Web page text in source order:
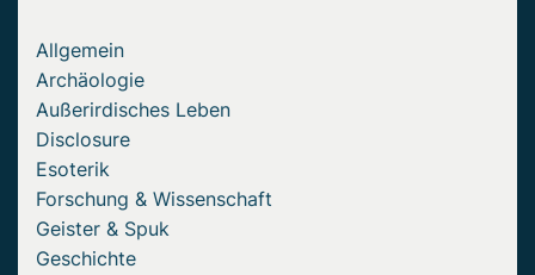
Allgemein
Archäologie
Außerirdisches Leben
Disclosure
Esoterik
Forschung & Wissenschaft
Geister & Spuk
Geschichte